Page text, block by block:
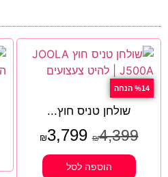
%14 הנחה
שולחן טניס חוץ...
₪4,399
₪3,799
הוספה לסל